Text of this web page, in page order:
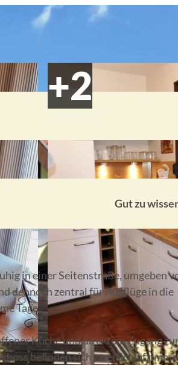
© Seenland Oder-Spree
Gut zu
in einer Seitenstraße, umgeben
dennoch zentral für Ausflüge in die
Tage.
Küche und direktem Zugang
befinden sich zwei